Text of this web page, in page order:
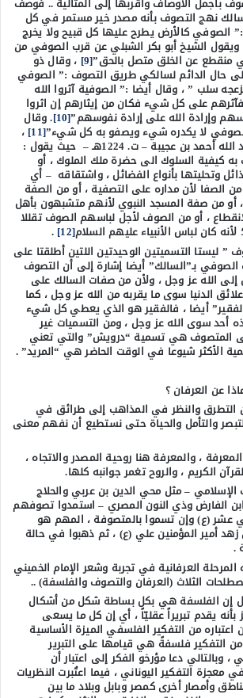
سالك نهج التصوف بأنه مصدر خير مستمر في كل
الصوفي كالأرض يطرح عليها كل قبيح ولا يخرج
ويقول الشيخ أبو بكر الشبلي عن قرب الصوفي من
منقطع عن الخلق متصل بالحق”[9] ، وقال ذو
حال الدائم لسالكي طريق التصوف :” الصوفي
سلب ” ، وقال أيضا :” الصوفية آثروا الله
على كل شيء فكان من إيثارهم إن اثروا
وإرادة الله على إرادة نفوسهم”[10] . وقال
لا يكدره شيء ويصفو به كل شيء”[11] ،
وفي تعريف للشيخ عبد الله أحمد بن عجيبة – ت. 1224هـ – حيث يقول :
كيفية السلوك الى حضرة ملك الملوك ، أو
وتحليتها بأنواع الفضائل ، واشتقاقه – أي
الصفا لأن مداره على التصفية ، أو من الصفة
، أو من صفة المسجد النبوي لأنهم متشبهون بأهل
، أو من الصوف لأجل لباسهم الصوف تقللا
كان لباس الأنبياء عليهم السلام[12]
.
التسميتين الوحيدتين اللتين أطلقتا على
بـ”السالك” أيضا إشارة إلى أن التصوف
الله عز وجل ، ولأن من صفات السالك على
الدنيا سوى ما يقربه من الله عز وجل ، كما
أيضا ، فالفقير هو الذي يعطي كل شيء
أحد سوى الله عز وجل ، ومن التسميات غير
المتصوف هي تسمية “درويش” والتي تعني
الأكثر شيوعا في الوقت الحاضر هي “المريد” .
عن العرفان ؟
التطرق والنظر في المذاهب إلى طرائق في
والتأمل والحياة حتى نستطيع أن نفهم معنى
، والمعرفة هنا روحية المصدر والاتجاه ،
الكريم ، والروح تغمر جوانبه كلها.
– مثل محي الدين بن عربي والحلاج
الفارض وذي النون المصري – استمدوا تصوفهم
عشر (ع) وإن تسموا بالمتصوفة ، المهم هو
أمير المؤمنين علي (ع) ، ثم ذهبوا في حالة
.
العرفانية في تجربة وشعر الإمام الخميني
الثلاث (العرفان والتصوف والفلسفة) ..
إن الفلسفة هي بكل بساطة شكل من أشكال
بأنه يقدم تبريراً عقليّاً ، أي إن كل ما يسعى
اعتباره من التفكير الفلسفي الميزة الأساسية
التفكير فلسفةً هي قيامها على التبرير
وبالتالي دعا مؤرخو الفكر إلى اعتبار أن
معجزة التفكير اليوناني ، فيما اعتُبرت النظريات
وأمصار أخرى كمصر وبابل وبلاد ما بين